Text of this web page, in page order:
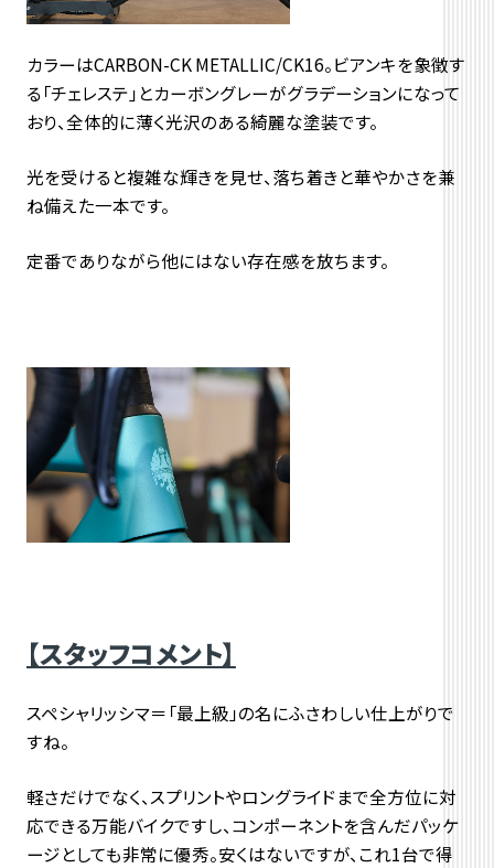
カラーはCARBON-CK METALLIC/CK16。ビアンキを象徴す
る「チェレステ」とカーボングレーがグラデーションになって
おり、全体的に薄く光沢のある綺麗な塗装です。
光を受けると複雑な輝きを見せ、 落ち着きと華やかさを兼
ね備えた一本です。
定番でありながら他にはない存在感を放ちます。
【スタッフコメント】
スペシャリッシマ＝「最上級」の名にふさわしい仕上がりで
すね。
軽さだけでなく、 スプリントやロングライドまで全方位に対
応できる万能バイクですし、コンポーネントを含んだパッケ
ージとしても非常に優秀。安くはないですが、これ1台で得